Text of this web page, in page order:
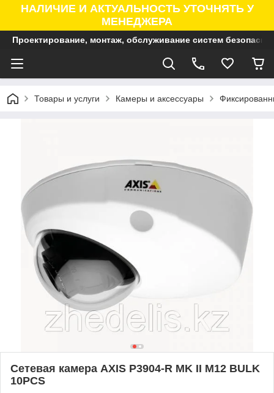
НАЛИЧИЕ И АКТУАЛЬНОСТЬ УТОЧНЯТЬ У
МЕНЕДЖЕРА
Проектирование, монтаж, обслуживание систем
Товары и услуги Камеры и аксессуары
Сетевая камера AXIS P3904-R MK II M12 BULK
10PCS